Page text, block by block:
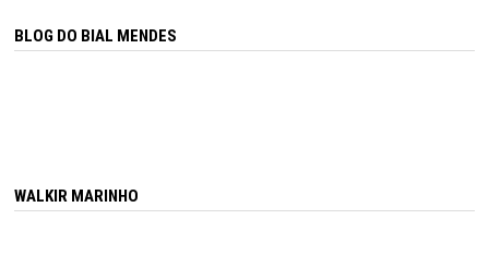
BLOG DO BIAL MENDES
WALKIR MARINHO